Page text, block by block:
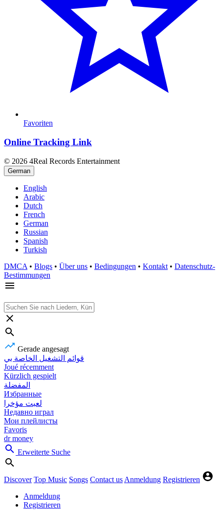
Favoriten
Online Tracking Link
© 2026 4Real Records Entertainment
German
English
Arabic
Dutch
French
German
Russian
Spanish
Turkish
DMCA • Blogs • Über uns • Bedingungen • Kontakt • Datenschutz-
Bestimmungen
Gerade angesagt
قوائم التشغيل الخاصة بي
Joué récemment
Kürzlich gespielt
المفضلة
Избранные
لعبت مؤخرا
Недавно играл
Мои плейлисты
Favoris
dr money
Erweiterte Suche
Discover Top Music Songs Contact us Anmeldung Registrieren
Anmeldung
Registrieren